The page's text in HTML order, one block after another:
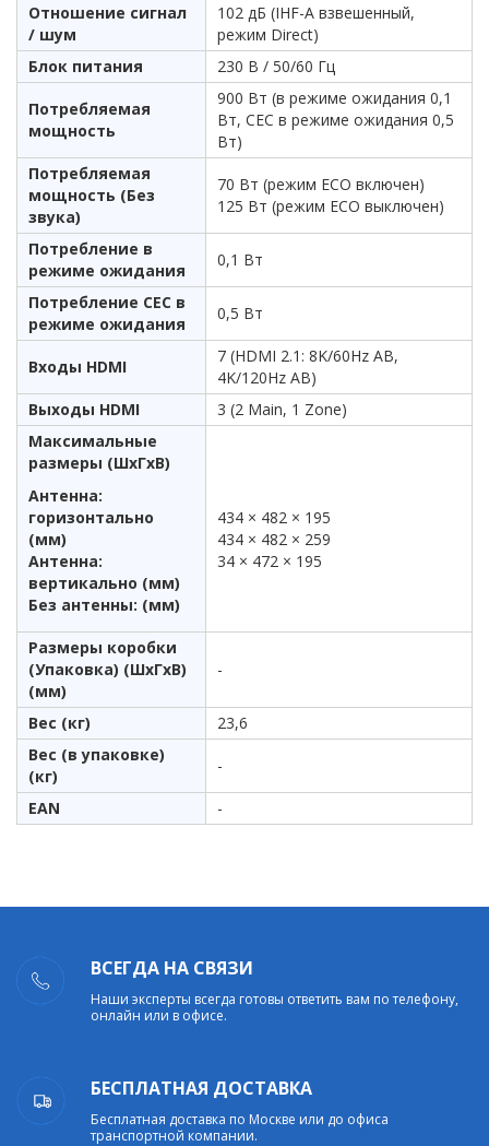
Отношение сигнал
/ шум
102 дБ (IHF-A взвешенный,
режим Direct)
Блок питания
230 В / 50/60 Гц
Потребляемая
мощность
900 Вт (в режиме ожидания 0,1
Вт, CEC в режиме ожидания 0,5
Вт)
Потребляемая
мощность (Без
звука)
70 Вт (режим ECO включен)
125 Вт (режим ECO выключен)
Потребление в
режиме ожидания
0,1 Вт
Потребление CEC в
режиме ожидания
0,5 Вт
Входы HDMI
7 (HDMI 2.1: 8K/60Hz AB,
4K/120Hz AB)
Выходы HDMI
3 (2 Main, 1 Zone)
Максимальные
размеры (ШхГхВ)
Антенна:
горизонтально
(мм)
Антенна:
вертикально (мм)
Без антенны: (мм)
434 × 482 × 195
434 × 482 × 259
34 × 472 × 195
Размеры коробки
(Упаковка) (ШхГхВ)
(мм)
-
Вес (кг)
23,6
Вес (в упаковке)
(кг)
-
EAN -
ВСЕГДА НА СВЯЗИ
Наши эксперты всегда готовы ответить вам по телефону,
онлайн или в офисе.
БЕСПЛАТНАЯ ДОСТАВКА
Бесплатная доставка по Москве или до офиса
транспортной компании.